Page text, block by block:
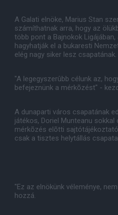
A Galati elnöke, Marius Stan
számíthatnak arra, hogy az
több pont a Bajnokok
hagyhatják el a bukaresti
elég nagy siker lesz csapatának.
"A legegyszerûbb célunk az,
befejeznünk a mérkõzést" -
A dunaparti város csapatának
játékos, Doriel Munteanu
mérkõzés elõtti
csak a tisztes helytállás
"Ez az elnökünk véleménye,
hozzá.